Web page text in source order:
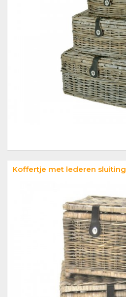
Koffertje met lederen sluiting